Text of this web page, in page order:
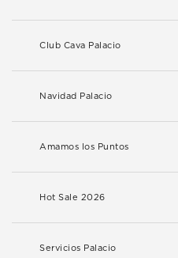
Club Cava Palacio
Navidad Palacio
Amamos los Puntos
Hot Sale 2026
Servicios Palacio